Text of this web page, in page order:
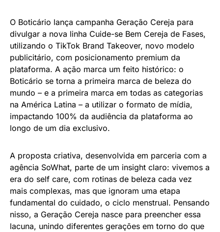
O Boticário lança campanha Geração Cereja para
divulgar a nova linha Cuide-se Bem Cereja de Fases,
utilizando o TikTok Brand Takeover, novo modelo
publicitário, com posicionamento premium da
plataforma. A ação marca um feito histórico: o
Boticário se torna a primeira marca de beleza do
mundo – e a primeira marca em todas as categorias
na América Latina – a utilizar o formato de mídia,
impactando 100% da audiência da plataforma ao
longo de um dia exclusivo.
A proposta criativa, desenvolvida em parceria com a
agência SoWhat, parte de um insight claro: vivemos a
era do self care, com rotinas de beleza cada vez
mais complexas, mas que ignoram uma etapa
fundamental do cuidado, o ciclo menstrual. Pensando
nisso, a Geração Cereja nasce para preencher essa
lacuna, unindo diferentes gerações em torno do que